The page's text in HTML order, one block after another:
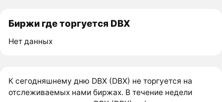
Биржи где торгуется DBX
Нет данных
К сегодняшнему дню DBX (DBX) не торгуется на
отслеживаемых нами биржах. В течение недели